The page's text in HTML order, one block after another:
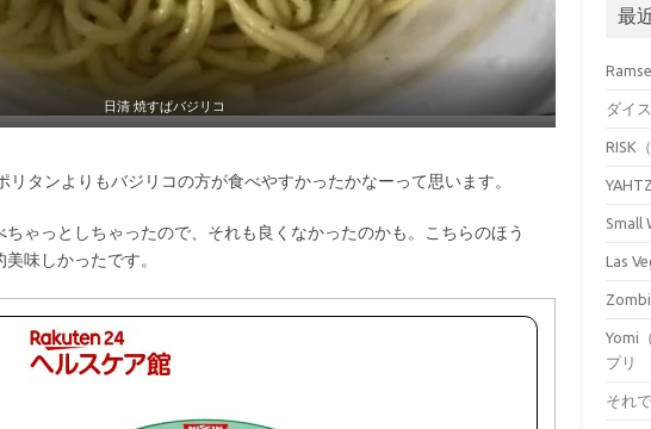
日清 焼すぱバジリコ
リタンよりもバジリコの方が食べやすかったかなーって思います。
ゃっとしちゃったので、それも良くなかったのかも。こちらのほう
味しかったです。
最
ダイ
RISK
Small
Las
Yomi
プリ
それ